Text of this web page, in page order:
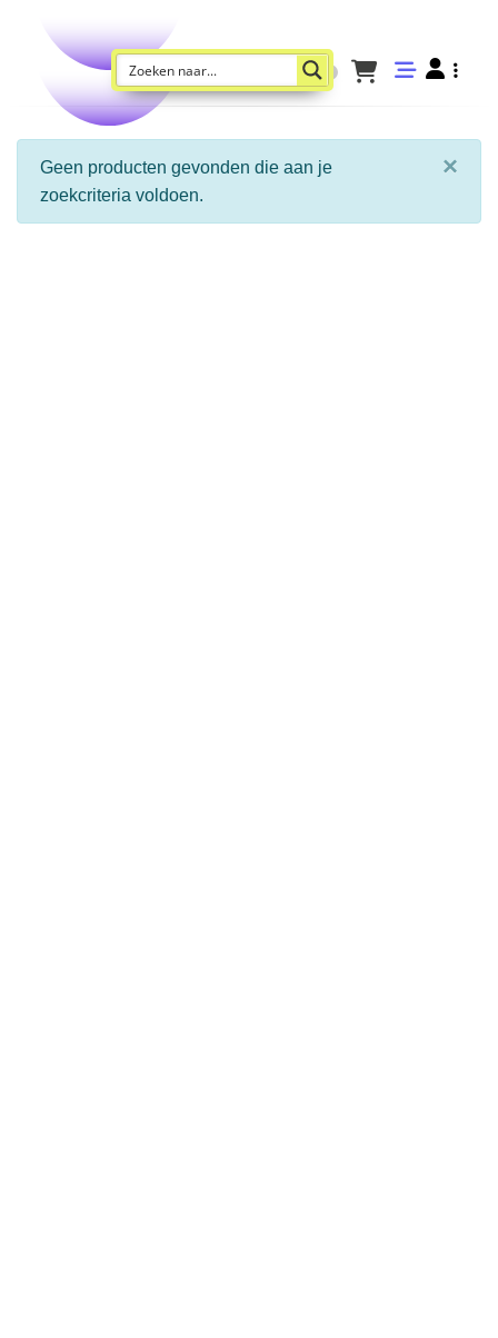
Geen producten gevonden die aan je
zoekcriteria voldoen.
×